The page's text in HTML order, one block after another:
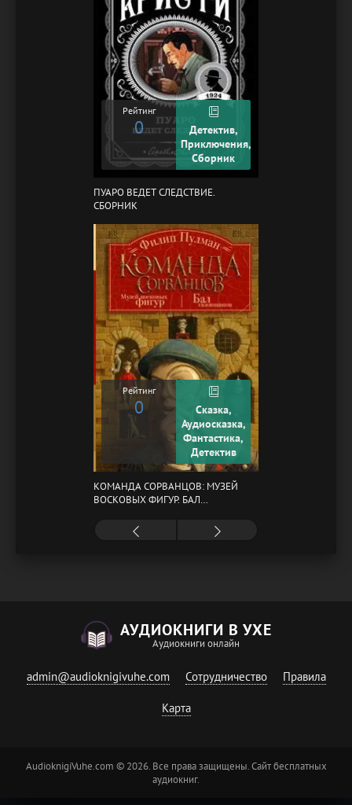
Рейтинг
0
Детектив,
Приключения,
Сборник
ПУАРО ВЕДЕТ СЛЕДСТВИЕ.
СБОРНИК
Рейтинг
0
Сказка,
Аудиосказка,
Фантастика,
Детектив
КОМАНДА СОРВАНЦОВ: МУЗЕЙ
ВОСКОВЫХ ФИГУР. БАЛ
АУДИОКНИГИ В УХЕ
Аудиокниги онлайн
admin@audioknigivuhe.com Сотрудничество Правила
Карта
AudioknigiVuhe.com © 2026. Все права защищены. Сайт бесплатных
аудиокниг.